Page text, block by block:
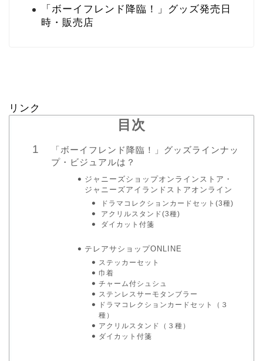
「ボーイフレンド降臨！」グッズ発売日
時・販売店
リンク
目次
「ボーイフレンド降臨！」グッズラインナッ
プ・ビジュアルは？
ジャニーズショップオンラインストア・
ジャニーズアイランドストアオンライン
ドラマコレクションカードセット(3種)
アクリルスタンド(3種)
ダイカット付箋
テレアサショップONLINE
ステッカーセット
巾着
チャーム付シュシュ
ステンレスサーモタンブラー
ドラマコレクションカードセット（３
種）
アクリルスタンド（３種）
ダイカット付箋